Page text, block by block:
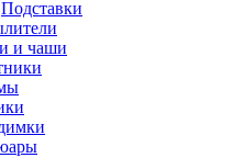
Подставки
и чаши